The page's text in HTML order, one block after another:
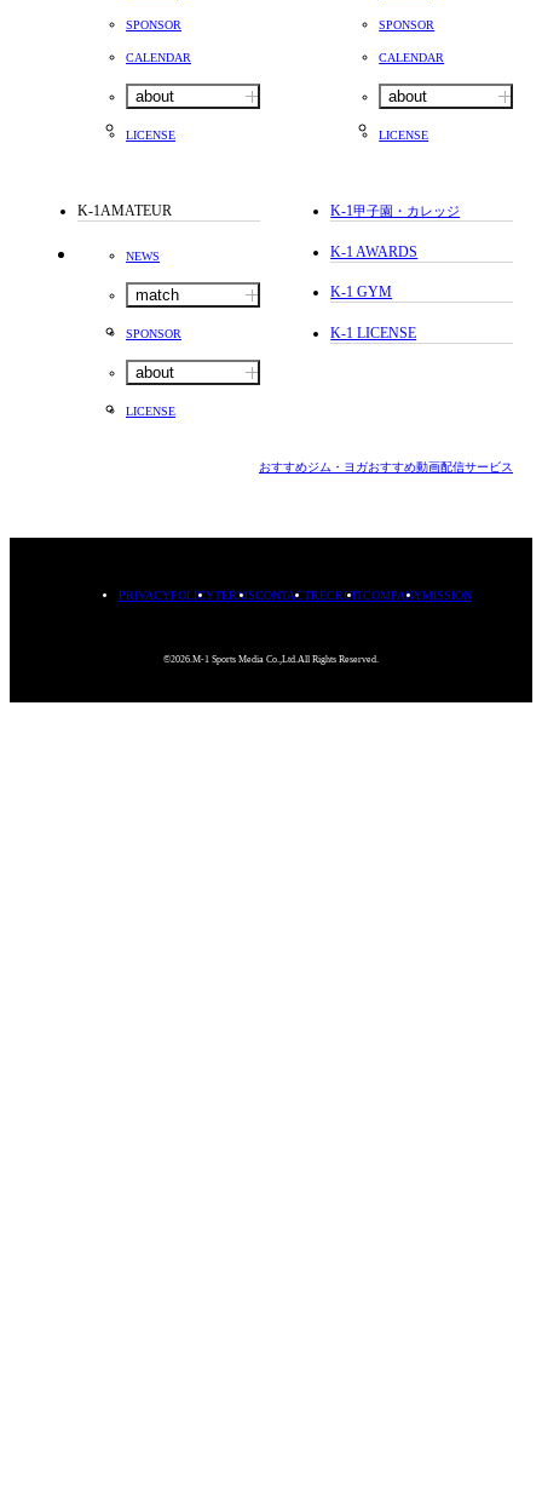
SPONSOR
CALENDAR
about
LICENSE
SPONSOR
CALENDAR
about
LICENSE
K-1AMATEUR
NEWS
match
SPONSOR
about
LICENSE
K-1甲子園・カレッジ
K-1 AWARDS
K-1 GYM
K-1 LICENSE
おすすめジム・ヨガおすすめ動画配信サービス
PRIVACYPOLICYTERMSCONTACTRECRUITCOMPANYMISSION
©2026.M-1 Sports Media Co.,Ltd.All Rights Reserved.